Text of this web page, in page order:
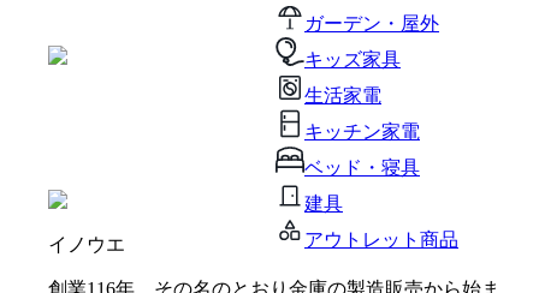
ガーデン・屋外
キッズ家具
生活家電
キッチン家電
ベッド・寝具
建具
アウトレット商品
イノウエ
創業116年、その名のとおり金庫の製造販売から始ま